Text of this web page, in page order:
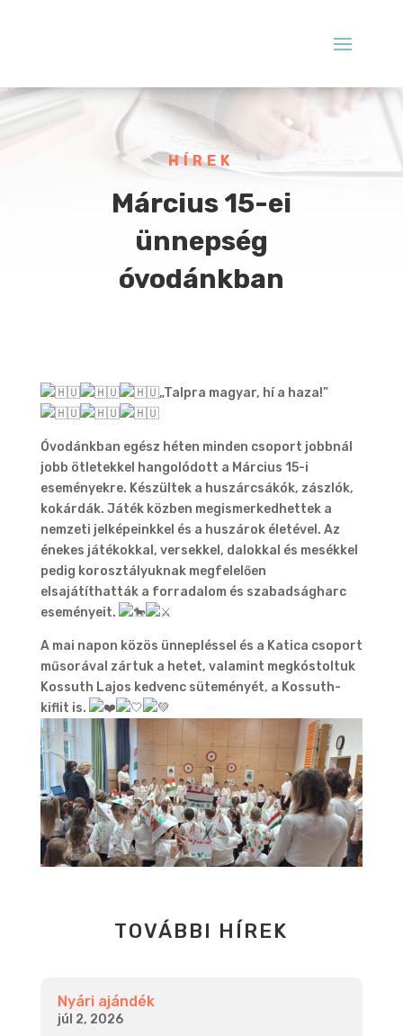
HÍREK
Március 15-ei
ünnepség
óvodánkban
„Talpra magyar, hí a haza!”
Óvodánkban egész héten minden csoport jobbnál
jobb ötletekkel hangolódott a Március 15-i
eseményekre. Készültek a huszárcsákók, zászlók,
kokárdák. Játék közben megismerkedhettek a
nemzeti jelképeinkkel és a huszárok életével. Az
énekes játékokkal, versekkel, dalokkal és mesékkel
pedig korosztályuknak megfelelően
elsajátíthatták a forradalom és szabadságharc
eseményeit.
A mai napon közös ünnepléssel és a Katica csoport
műsorával zártuk a hetet, valamint megkóstoltuk
Kossuth Lajos kedvenc süteményét, a Kossuth-
kiflit is.
TOVÁBBI HÍREK
Nyári ajándék
júl 2, 2026